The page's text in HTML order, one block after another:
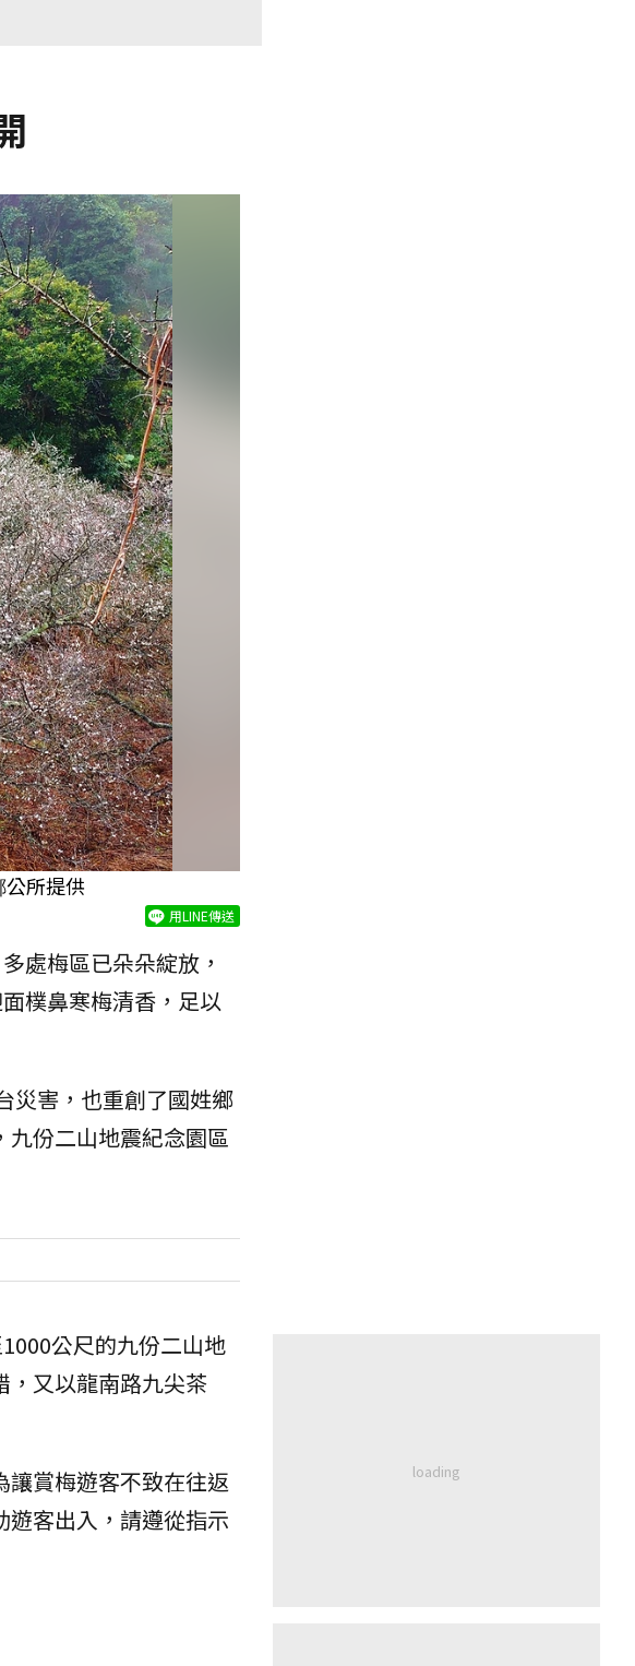
所提供
用LINE傳送
處梅區已朵朵綻放，
樸鼻寒梅清香，足以
災害，也重創了國姓鄉
份二山地震紀念園區
公尺的九份二山地
，又以龍南路九尖茶
讓賞梅遊客不致在往返
客出入，請遵從指示